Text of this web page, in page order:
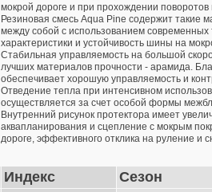
мокрой дороге и при прохождении
Резиновая смесь Aqua Pine содержит такие
между собой с использованием современных
характеристики и устойчивость шины на
Стабильная управляемость на большой
лучших материалов прочности - арамида.
обеспечивает хорошую управляемость и
Отведение тепла при интенсивном
осуществляется за счет особой формы
Внутренний рисунок протектора имеет
аквапланирования и сцепление с мокрым
дороге, эффективного отклика на руление и
Индекс Сезон